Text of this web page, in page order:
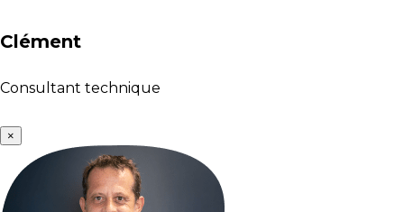
Clément
Consultant technique
×